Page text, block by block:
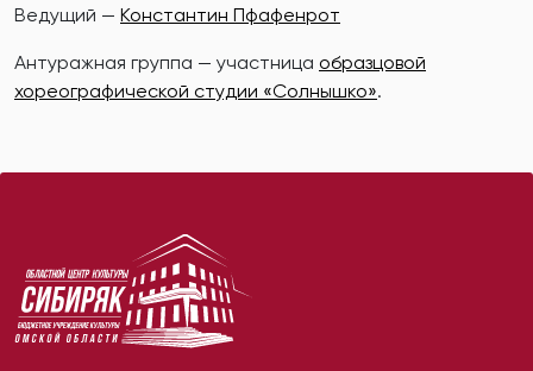
Ведущий — Константин Пфафенрот
Антуражная группа — участница образцовой
хореографической студии «Солнышко».